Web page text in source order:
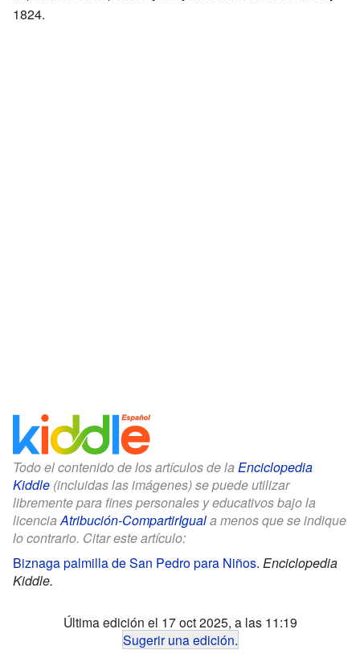
1824.
Todo el contenido de los artículos de la Enciclopedia
Kiddle (incluidas las imágenes) se puede utilizar
libremente para fines personales y educativos bajo la
licenciaAtribución-CompartirIguala menos que se indique
lo contrario. Citar este artículo:
Biznaga palmilla de San Pedro para Niños. Enciclopedia
Kiddle.
Última edición el 17 oct 2025, a las 11:19
Sugerir una edición.